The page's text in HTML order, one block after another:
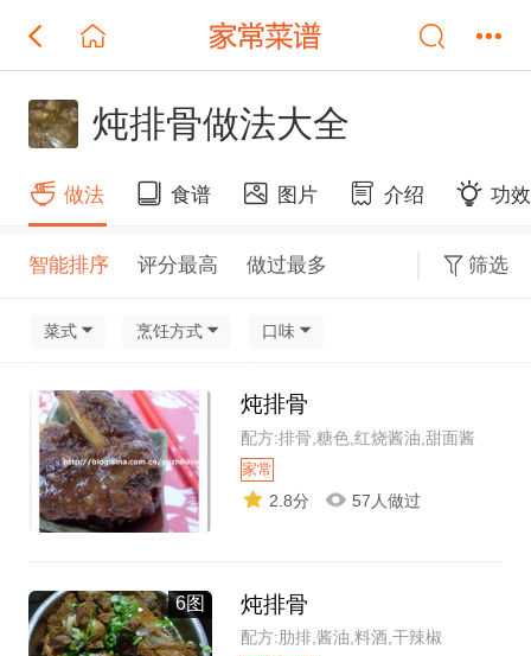
炖排骨做法大全
做法 食谱 图片 介绍 功效
智能排序 评分最高 做过最多 筛选
菜式 烹饪方式 口味
炖排骨
配方:排骨,糖色,红烧酱油,甜面酱
家常
2.8分 57人做过
6图 炖排骨
配方:肋排,酱油,料酒,干辣椒